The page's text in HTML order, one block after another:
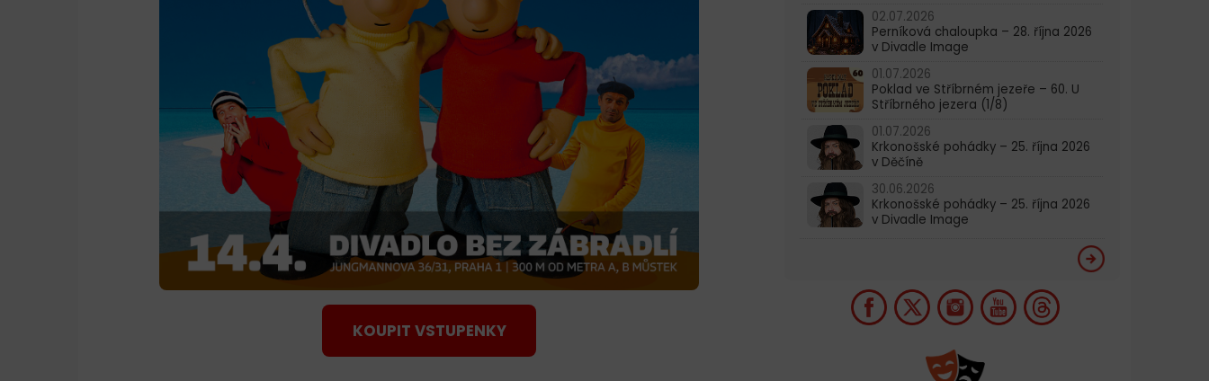
KOUPIT VSTUPENKY
02.07.2026
Perníková chaloupka – 28. října 2026
v Divadle Image
01.07.2026
Poklad ve Stříbrném jezeře – 60. U
Stříbrného jezera (1/8)
01.07.2026
Krkonošské pohádky – 25. října 2026
v Děčíně
30.06.2026
Krkonošské pohádky – 25. října 2026
v Divadle Image